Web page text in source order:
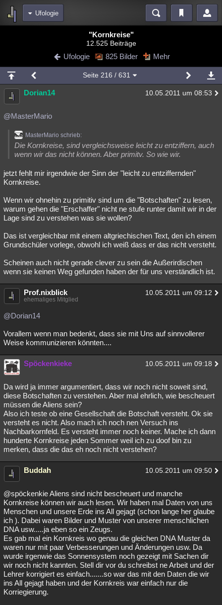
Ufologie
Blogs Videos
Chat Wiki Neuigkeiten
meine Rubriken
Menschen Wissenschaft Mystery Kriminalfälle
Spiritualität
Natur Umfragen Unterhaltung
weitere Rubriken
Astronomie
Musik Clash Verbesserungen Allmystery English
Übersichten
Besucht Teilgenommen Alle Neue Geschlossen
"Kornkreise"
12.525 Beiträge
Ufologie 825 Bilder Mehr
Seite 216 / 631
Dorian14 10.05.2011 um 08:53
@MasterMario
MasterMario schrieb:
Die Kornkreise, sind vergleichsweise leicht zu entziffern, auch
wenn wir das nicht können. Aber primitv. So wie wir.
jetzt fehlt mir irgendwie der Sinn der "leicht zu entziffernden"
Kornkreise.
Wenn wir ohnehin zu primitiv sind um die "Botschaften" zu lesen,
warum gehen die "Erschaffer" nicht ne stufe runter damit wir in der
Lage sind zu verstehen was sie wollen?
Das ist vergleichbar mit einem altgriechischen Text, den ich einem
Grundschüler vorlege, obwohl ich weiß dass er das nicht versteht.
Scheinen auch nicht gerade clever zu sein die Außerirdischen
wenn sie keinen Weg gefunden haben der für uns verständlich ist.
Prof.nixblick 10.05.2011 um 09:12
ehemaliges Mitglied
@Dorian14
Vorallem wenn man bedenkt, dass sie mit Uns auf sinnvollerer
Weise kommunizieren könnten....
Spöckenkieke 10.05.2011 um 09:18
Da wird ja immer argumentiert, dass wir noch nicht soweit sind,
diese Botschaften zu verstehen. Aber mal ehrlich, wie bescheuert
müssen die Aliens sein?
Also ich teste ob eine Gesellschaft die Botschaft versteht. Ok sie
versteht es nicht. Also mach ich noch nen Versuch ins
Nachbarkornfeld. Es versteht immer noch keiner. Mache ich dann
hunderte Kornkreise jeden Sommer weil ich zu doof bin zu
merken, dass die das eh noch nicht verstehen?
Buddah 10.05.2011 um 09:50
@spöckenkie Aliens sind nicht bescheuert und manche
Kornkreise können wir auch lesen. Wir haben mal Daten von uns
Menschen und unsere Erde ins All gejagt (schon lange her glaube
ich ). Dabei waren Bilder und Muster von unserer menschlichen
DNA usw.....ja eben so ein Zeugs.
Es gab mal ein Kornkreis wo genau die gleichen DNA Muster da
waren nur mit paar Verbesserungen und Änderungen usw. Da
wurde irgenwie das Sonnensystem noch gezeigt mit Sachen dir
wir noch nicht kannten. Stell dir vor du schreibst ne Arbeit und der
Lehrer korrigiert es einfach.......so war das mit den Daten die wir
ins All gejagt haben und der Kornkreis war einfach nur die
Korriegierung.